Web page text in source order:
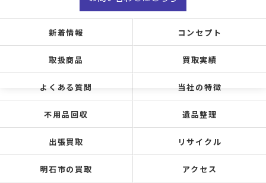
新着情報 コンセプト
取扱商品 買取実績
よくある質問 当社の特徴
不用品回収 遺品整理
出張買取 リサイクル
明石市の買取 アクセス